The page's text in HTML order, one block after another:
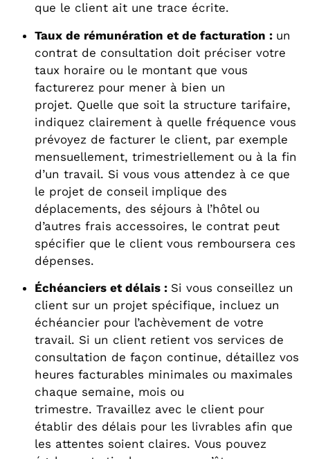
que le client ait une trace écrite.
Taux de rémunération et de facturation : un
contrat de consultation doit préciser votre
taux horaire ou le montant que vous
facturerez pour mener à bien un
projet. Quelle que soit la structure tarifaire,
indiquez clairement à quelle fréquence vous
prévoyez de facturer le client, par exemple
mensuellement, trimestriellement ou à la fin
d’un travail. Si vous vous attendez à ce que
le projet de conseil implique des
déplacements, des séjours à l’hôtel ou
d’autres frais accessoires, le contrat peut
spécifier que le client vous remboursera ces
dépenses.
Échéanciers et délais : Si vous conseillez un
client sur un projet spécifique, incluez un
échéancier pour l’achèvement de votre
travail. Si un client retient vos services de
consultation de façon continue, détaillez vos
heures facturables minimales ou maximales
chaque semaine, mois ou
trimestre. Travaillez avec le client pour
établir des délais pour les livrables afin que
les attentes soient claires. Vous pouvez